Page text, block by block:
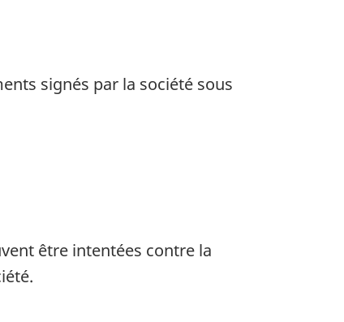
signés par la société sous
être intentées contre la